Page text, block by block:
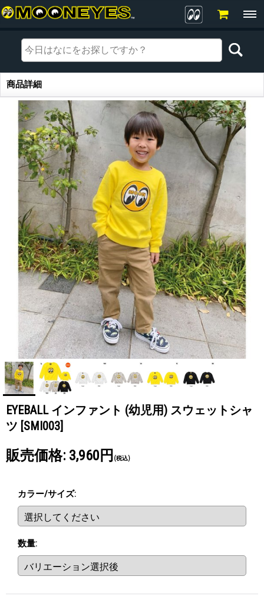
商品詳細
商品詳細
EYEBALL インファント (幼児用) スウェットシャ
ツ [SMI003]
販売価格: 3,960円 (税込)
カラー/サイズ:
数量: